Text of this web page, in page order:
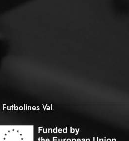
Futbolines Val.